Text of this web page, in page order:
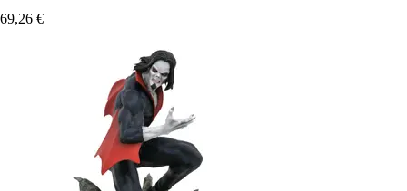
69,26 €